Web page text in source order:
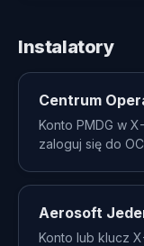
Instalatory
Centrum
Konto PMDG w
zaloguj się do
Aerosoft
Konto lub klucz